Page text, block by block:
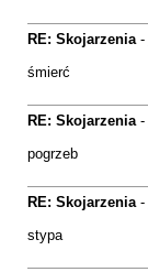
RE: Skojarzenia-
śmierć
RE: Skojarzenia-
pogrzeb
RE: Skojarzenia-
stypa